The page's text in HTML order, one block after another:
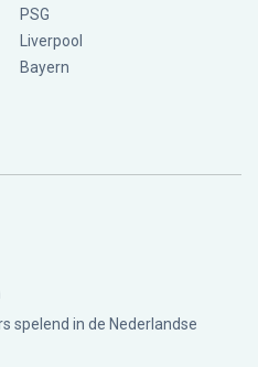
PSG
Liverpool
Bayern
spelend in de Nederlandse